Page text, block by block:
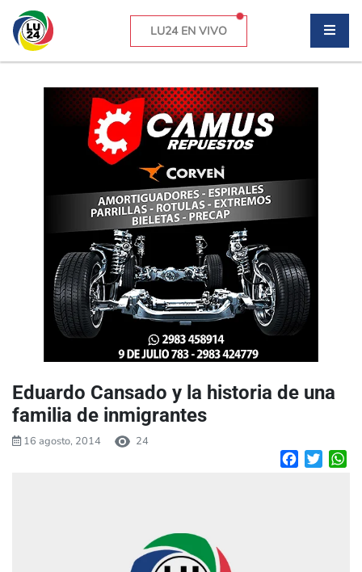
LU24 EN VIVO
Eduardo Cansado y la historia de una
familia de inmigrantes
16 agosto, 2014 24
Facebook